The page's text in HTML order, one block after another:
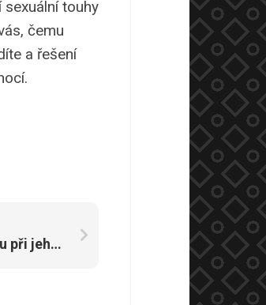
touhy
čemu
a řešení
Nenechte se zaskočit vyklízením domu při jeho prodeji